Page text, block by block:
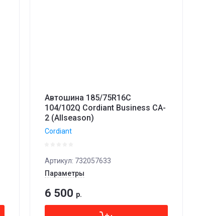
Автошина 185/75R16C
104/102Q Cordiant Business CA-
2 (Allseason)
Cordiant
Артикул: 732057633
Параметры
6 500 р.